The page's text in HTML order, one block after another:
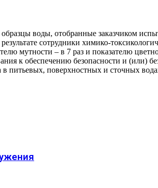
воды, отобранные заказчиком
сотрудники химико-
мутности – в 7 раз и показателю
к обеспечению безопасности и (или)
питьевых, поверхностных и сточных